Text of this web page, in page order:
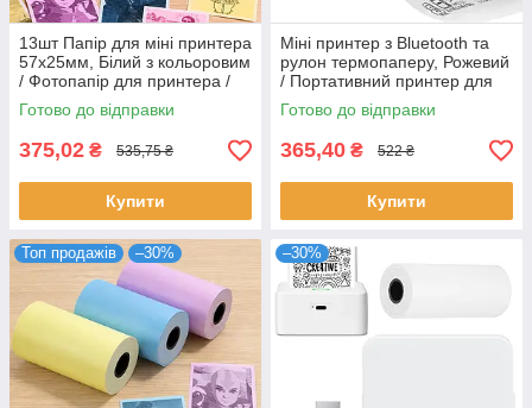
13шт Папір для міні принтера
57х25мм, Білий з кольоровим
/ Фотопапір для принтера /
Термопапір для міні
принтера
Готово до відправки
375,02 ₴ 535,75 ₴
Купити
Міні принтер з Bluetooth та
рулон термопаперу, Рожевий
/ Портативний принтер для
телефону / Термопринтер
Готово до відправки
365,40 ₴ 522 ₴
Купити
Топ продажів –30% –30%